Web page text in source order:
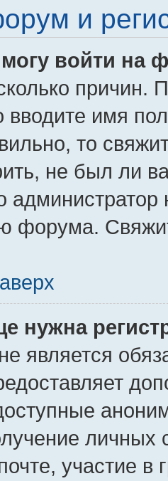
и
войти на
причин.
вводите имя
то
не был ли
администратор
форума.
нужна
является
участие в